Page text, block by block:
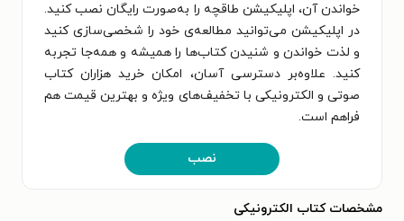
خواندن آن، اپلیکیشن طاقچه را به‌صورت رایگان نصب کنید.
در اپلیکیشن می‌توانید مطالعه‌ی خود را شخصی‌سازی کنید
و لذت خواندن و شنیدن کتاب‌ها را همیشه و همه‌جا تجربه
کنید. علاوه‌بر دسترسی آسان، امکان خرید هزاران کتاب
صوتی و الکترونیکی با تخفیف‌های ویژه و بهترین قیمت هم
فراهم است.
نصب
مشخصات کتاب الکترونیکی